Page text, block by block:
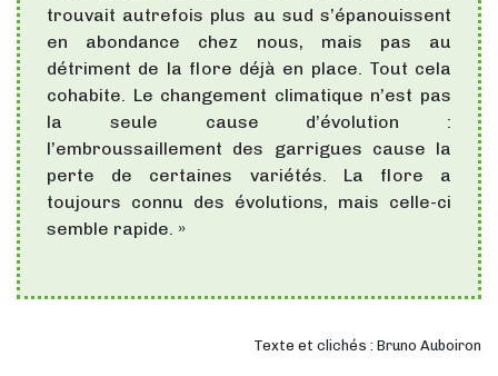
trouvait autrefois plus au sud s’épanouissent
en abondance chez nous, mais pas au
détriment de la flore déjà en place. Tout cela
cohabite. Le changement climatique n’est pas
la seule cause d’évolution :
l’embroussaillement des garrigues cause la
perte de certaines variétés. La flore a
toujours connu des évolutions, mais celle-ci
semble rapide. »
Texte et clichés : Bruno Auboiron